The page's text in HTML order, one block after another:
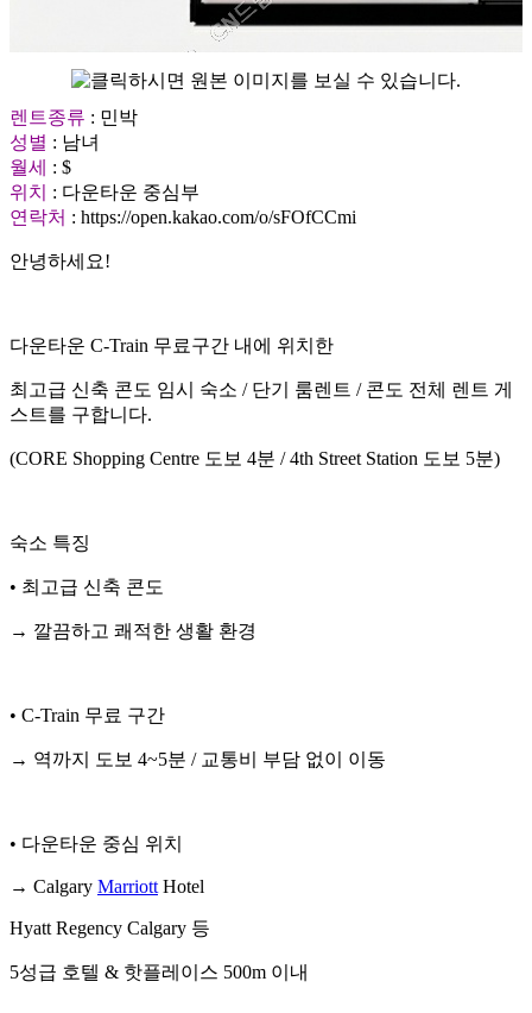
렌트종류 : 민박
성별 : 남녀
월세 : $
위치 : 다운타운 중심부
연락처 : https://open.kakao.com/o/sFOfCCmi
안녕하세요!
다운타운 C-Train 무료구간 내에 위치한
최고급 신축 콘도 임시 숙소 / 단기 룸렌트 / 콘도 전체 렌트 게
스트를 구합니다.
(CORE Shopping Centre 도보 4분 / 4th Street Station 도보 5분)
숙소 특징
• 최고급 신축 콘도
→ 깔끔하고 쾌적한 생활 환경
• C-Train 무료 구간
→ 역까지 도보 4~5분 / 교통비 부담 없이 이동
• 다운타운 중심 위치
→ Calgary Marriott Hotel
Hyatt Regency Calgary 등
5성급 호텔 & 핫플레이스 500m 이내